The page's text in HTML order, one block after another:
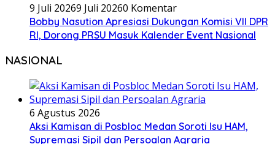
9 Juli 20269 Juli 20260 Komentar
Bobby Nasution Apresiasi Dukungan Komisi VII DPR
RI, Dorong PRSU Masuk Kalender Event Nasional
NASIONAL
6 Agustus 2026
Aksi Kamisan di Posbloc Medan Soroti Isu HAM,
Supremasi Sipil dan Persoalan Agraria